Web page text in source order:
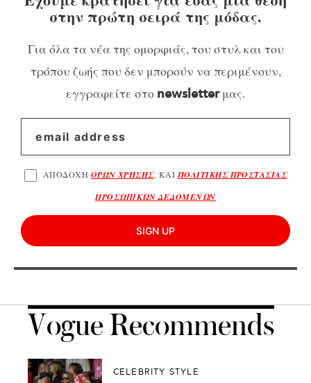
στην πρώτη σειρά της μόδας.
Για όλα τα νέα της ομορφιάς, του στυλ και του
τρόπου ζωής που δεν μπορούν να περιμένουν,
εγγραφείτε στο newsletterμας.
ΑΠΟΔΟΧΗ ΟΡΩΝ ΧΡΗΣΗΣ, ΚΑΙΠΟΛΙΤΙΚΗΣ ΠΡΟΣΤΑΣΙΑΣ
ΠΡΟΣΩΠΙΚΩΝ ΔΕΔΟΜΕΝΩΝ
SIGN UP
Vogue Recommends
CELEBRITY STYLE